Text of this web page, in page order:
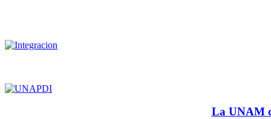
La UNAM